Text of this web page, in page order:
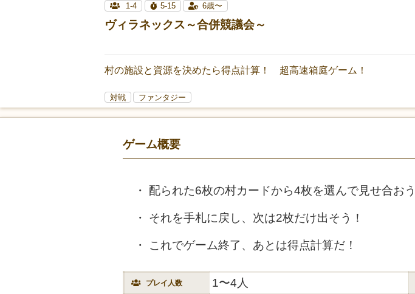
1-4 5-15 6歳〜
ヴィラネックス～合併競議会～
村の施設と資源を決めたら得点計算！ 超高速箱庭ゲーム！
対戦 ファンタジー
ゲーム概要
配られた6枚の村カードから4枚を選んで見せ合おう
それを手札に戻し、次は2枚だけ出そう！
これでゲーム終了、あとは得点計算だ！
プレイ人数 1〜4人